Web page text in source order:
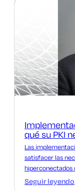
qué su PKI
Las
satisfacer las
hiperconectados
llegado el
Seguir leyendo